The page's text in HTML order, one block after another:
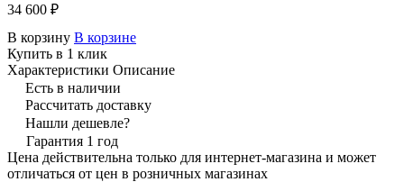
34 600 ₽
В корзину В корзине
Купить в 1 клик
Характеристики Описание
Есть в наличии
Рассчитать доставку
Нашли дешевле?
Гарантия 1 год
Цена действительна только для интернет-магазина и может
отличаться от цен в розничных магазинах